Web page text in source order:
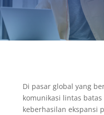
Di pasar global yang
komunikasi lintas
keberhasilan ekspansi